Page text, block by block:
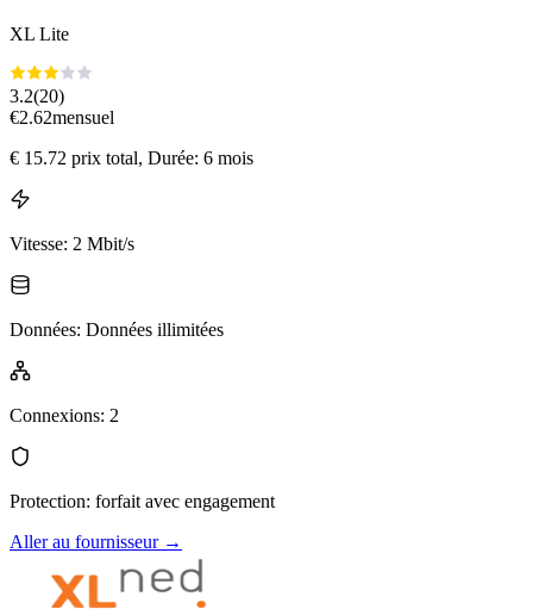
XL Lite
3.2(20)
€2.62mensuel
€ 15.72 prix total, Durée: 6 mois
Vitesse: 2 Mbit/s
Données: Données illimitées
Connexions: 2
Protection: forfait avec engagement
Aller au fournisseur→